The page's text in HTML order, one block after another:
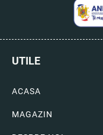
UTILE
ACASA
MAGAZIN